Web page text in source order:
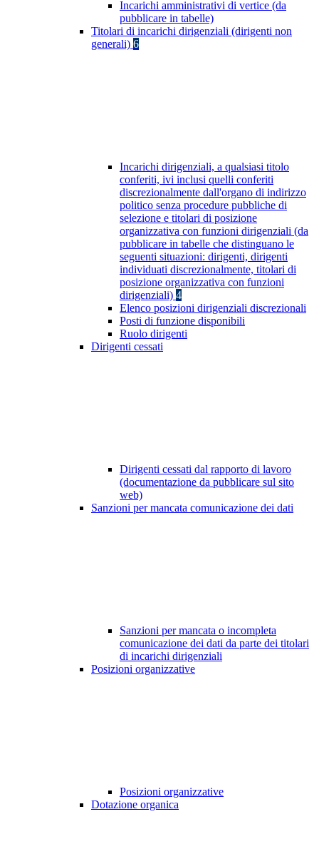
Incarichi amministrativi di vertice (da
pubblicare in tabelle)
Titolari di incarichi dirigenziali (dirigenti non
generali) 6
Incarichi dirigenziali, a qualsiasi titolo
conferiti, ivi inclusi quelli conferiti
discrezionalmente dall'organo di indirizzo
politico senza procedure pubbliche di
selezione e titolari di posizione
organizzativa con funzioni dirigenziali (da
pubblicare in tabelle che distinguano le
seguenti situazioni: dirigenti, dirigenti
individuati discrezionalmente, titolari di
posizione organizzativa con funzioni
dirigenziali) 4
Elenco posizioni dirigenziali discrezionali
Posti di funzione disponibili
Ruolo dirigenti
Dirigenti cessati
Dirigenti cessati dal rapporto di lavoro
(documentazione da pubblicare sul sito
web)
Sanzioni per mancata comunicazione dei dati
Sanzioni per mancata o incompleta
comunicazione dei dati da parte dei titolari
di incarichi dirigenziali
Posizioni organizzative
Posizioni organizzative
Dotazione organica